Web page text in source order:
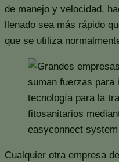
de manejo y velocidad,
llenado sea más rápido
que se utiliza
easyconnect system
Cualquier otra empresa